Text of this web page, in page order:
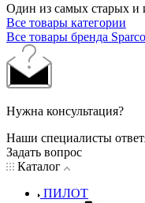
Один из самых старых и
Все товары категории
Все товары бренда Sparco
Нужна консультация?
Наши специалисты
Задать вопрос
Каталог
ПИЛОТ